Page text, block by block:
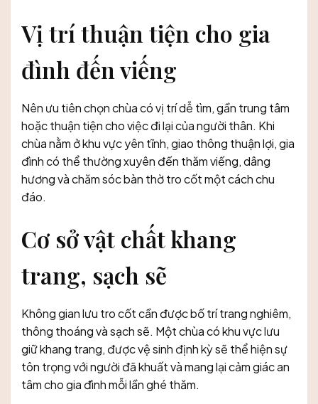
Vị trí thuận tiện cho gia
đình đến viếng
Nên ưu tiên chọn chùa có vị trí dễ tìm, gần trung tâm
hoặc thuận tiện cho việc đi lại của người thân. Khi
chùa nằm ở khu vực yên tĩnh, giao thông thuận lợi, gia
đình có thể thường xuyên đến thăm viếng, dâng
hương và chăm sóc bàn thờ tro cốt một cách chu
đáo.
Cơ sở vật chất khang
trang, sạch sẽ
Không gian lưu tro cốt cần được bố trí trang nghiêm,
thông thoáng và sạch sẽ. Một chùa có khu vực lưu
giữ khang trang, được vệ sinh định kỳ sẽ thể hiện sự
tôn trọng với người đã khuất và mang lại cảm giác an
tâm cho gia đình mỗi lần ghé thăm.